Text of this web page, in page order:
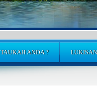
TAUKAH ANDA ?